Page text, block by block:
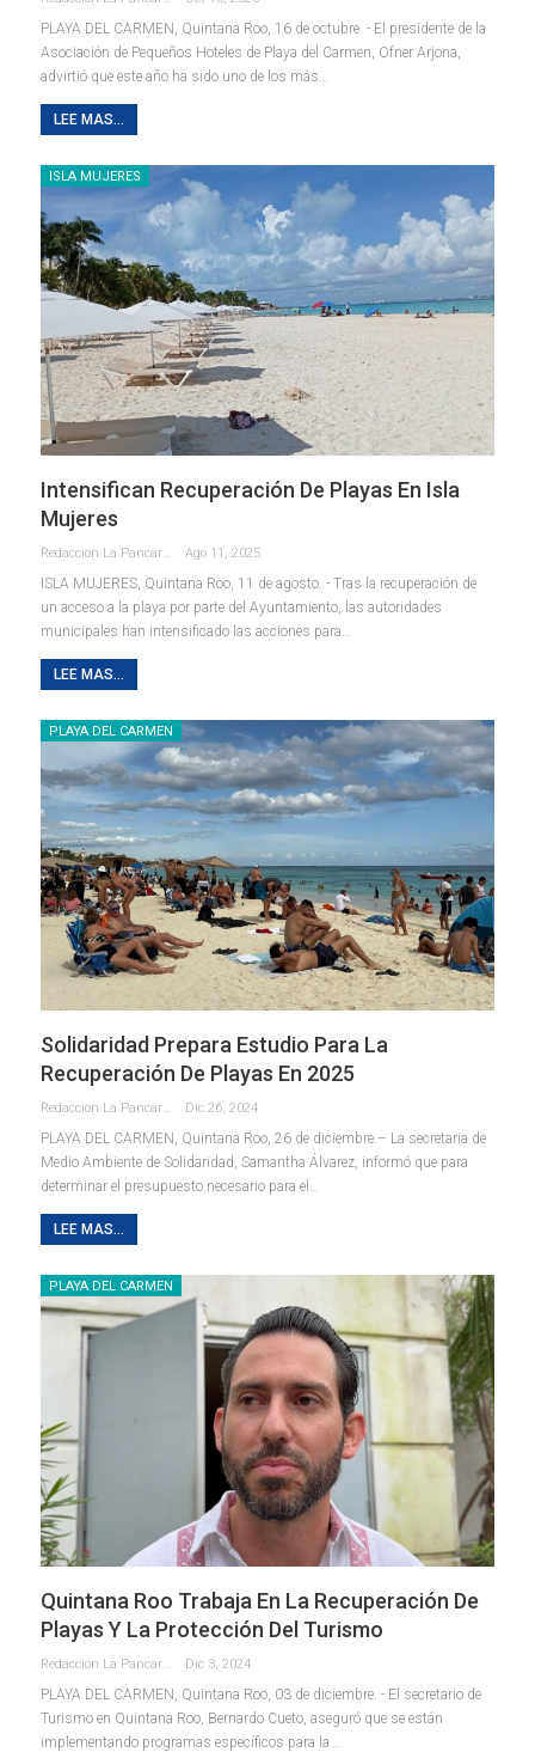
PLAYA DEL CARMEN, Quintana Roo, 16 de octubre. - El presidente de la
Asociación de Pequeños Hoteles de Playa del Carmen, Ofner Arjona,
advirtió que este año ha sido uno de los más…
LEE MAS...
ISLA MUJERES
Intensifican Recuperación De Playas En Isla
Mujeres
Redaccion La Pancarta De Quintana Roo Ago 11, 2025
ISLA MUJERES, Quintana Roo, 11 de agosto. - Tras la recuperación de
un acceso a la playa por parte del Ayuntamiento, las autoridades
municipales han intensificado las acciones para…
LEE MAS...
PLAYA DEL CARMEN
Solidaridad Prepara Estudio Para La
Recuperación De Playas En 2025
Redaccion La Pancarta De Quintana Roo Dic 26, 2024
PLAYA DEL CARMEN, Quintana Roo, 26 de diciembre.– La secretaria de
Medio Ambiente de Solidaridad, Samantha Álvarez, informó que para
determinar el presupuesto necesario para el …
LEE MAS...
PLAYA DEL CARMEN
Quintana Roo Trabaja En La Recuperación De
Playas Y La Protección Del Turismo
Dic 3, 2024
PLAYA DEL CARMEN, Quintana Roo, 03 de diciembre. - El secretario de
Turismo en Quintana Roo, Bernardo Cueto, aseguró que se están
implementando programas específicos para la